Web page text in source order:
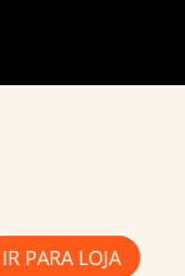
IR PARA LOJA